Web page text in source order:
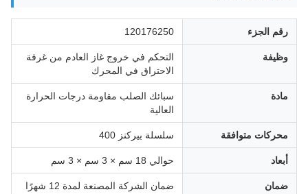
رقم الجزء 120176250
وظيفة
التحكم في خروج غاز العادم من غرفة
الاحتراق في المحرك
مادة
سبائك الصلب مقاومة درجات الحرارة
العالية
محركات متوافقة سلسلة بيركنز 400
أبعاد حوالي 18 سم × 3 سم × 3 سم
ضمان ضمان الشركة المصنعة لمدة 12 شهرًا